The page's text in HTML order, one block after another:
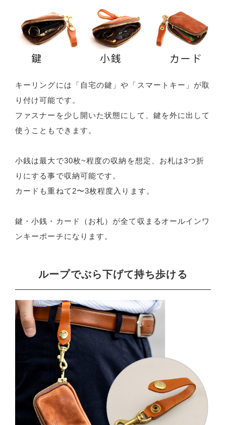
キーリングには「自宅の鍵」や「スマートキー」が取
り付け可能です。
ファスナーを少し開いた状態にして、鍵を外に出して
使うこともできます。
小銭は最大で30枚~程度の収納を想定、お札は3つ折
りにする事で収納可能です。
カードも重ねて2〜3枚程度入ります。
鍵・小銭・カード（お札）が全て収まるオールインワ
ンキーポーチになります。
ループでぶら下げて持ち歩ける